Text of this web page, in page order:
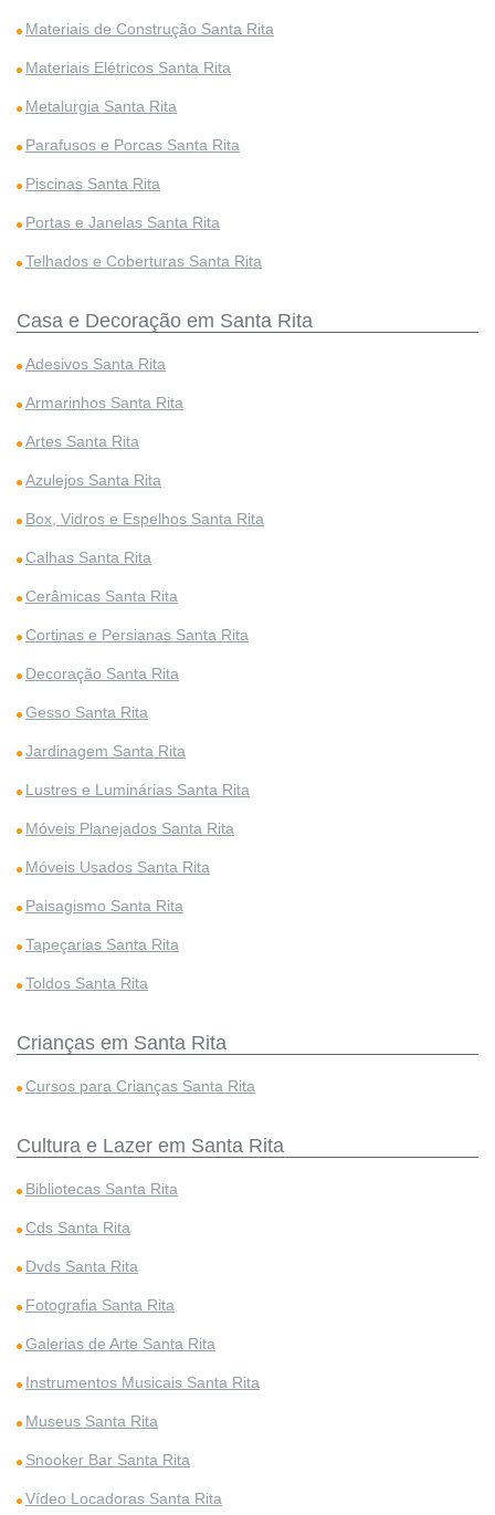
Materiais de Construção Santa Rita
Materiais Elétricos Santa Rita
Metalurgia Santa Rita
Parafusos e Porcas Santa Rita
Piscinas Santa Rita
Portas e Janelas Santa Rita
Telhados e Coberturas Santa Rita
Casa e Decoração em Santa Rita
Adesivos Santa Rita
Armarinhos Santa Rita
Artes Santa Rita
Azulejos Santa Rita
Box, Vidros e Espelhos Santa Rita
Calhas Santa Rita
Cerâmicas Santa Rita
Cortinas e Persianas Santa Rita
Decoração Santa Rita
Gesso Santa Rita
Jardinagem Santa Rita
Lustres e Luminárias Santa Rita
Móveis Planejados Santa Rita
Móveis Usados Santa Rita
Paisagismo Santa Rita
Tapeçarias Santa Rita
Toldos Santa Rita
Crianças em Santa Rita
Cursos para Crianças Santa Rita
Cultura e Lazer em Santa Rita
Bibliotecas Santa Rita
Cds Santa Rita
Dvds Santa Rita
Fotografia Santa Rita
Galerias de Arte Santa Rita
Instrumentos Musicais Santa Rita
Museus Santa Rita
Snooker Bar Santa Rita
Vídeo Locadoras Santa Rita